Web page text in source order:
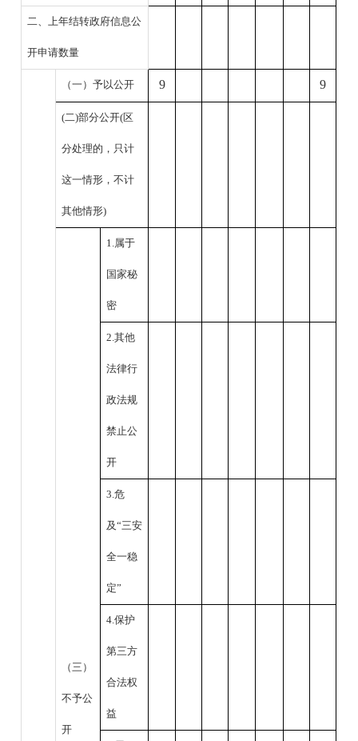
二、上年结转政府信息公
开申请数量
（一）予以公开 9 9
(二)部分公开(区
分处理的，只计
这一情形，不计
其他情形)
（三）
不予公
开
1.属于
国家秘
密
2.其他
法律行
政法规
禁止公
开
3.危
及“三安
全一稳
定”
4.保护
第三方
合法权
益